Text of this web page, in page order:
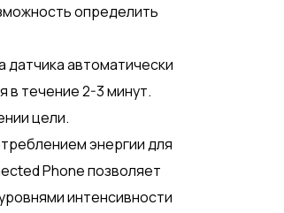
определить
датчика автоматически
в течение 2-3 минут.
цели.
энергии для
Phone позволяет
интенсивности